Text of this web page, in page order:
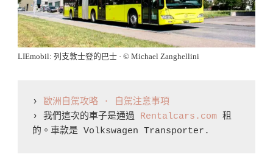
LIEmobil: 列支敦士登的巴士 · © Michael Zanghellini
› 歐洲自駕攻略 · 自駕注意事項
› 我們這次的車子是通過 Rentalcars.com 租
的。車款是 Volkswagen Transporter.